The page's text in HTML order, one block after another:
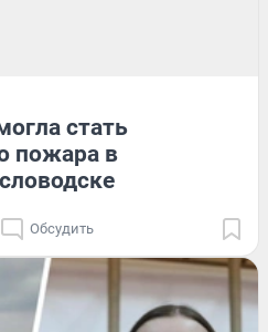
стать
пожара в
Обсудить